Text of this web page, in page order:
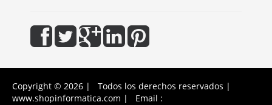
Copyright © 2026 | Todos los derechos reservados |
www.shopinformatica.com | Email :